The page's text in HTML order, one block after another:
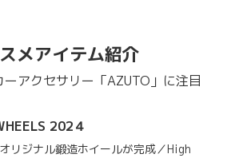
メアイテム紹介
アクセサリー「AZUTO」に注目
202４
リジナル鍛造ホイールが完成／High